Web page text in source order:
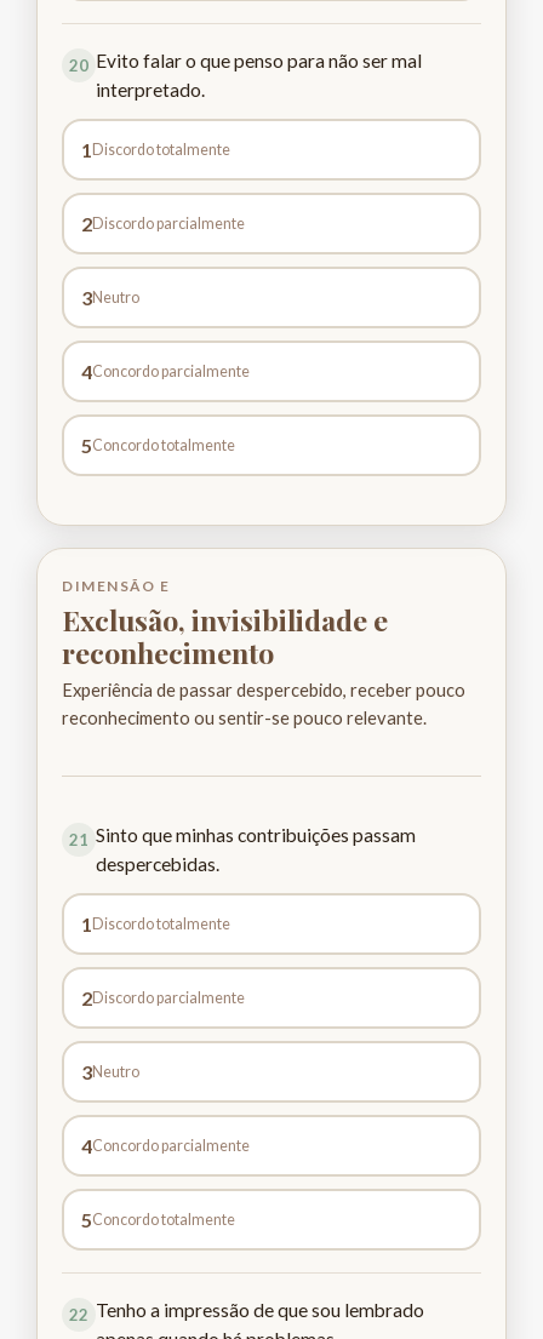
20 Evito falar o que penso para não ser mal
interpretado.
1 Discordo totalmente
2Discordo parcialmente
3Neutro
4Concordo parcialmente
5Concordo totalmente
DIMENSÃO E
Exclusão, invisibilidade e
reconhecimento
Experiência de passar despercebido, receber pouco
reconhecimento ou sentir-se pouco relevante.
21 Sinto que minhas contribuições passam
despercebidas.
1 Discordo totalmente
2Discordo parcialmente
3Neutro
4Concordo parcialmente
5Concordo totalmente
22 Tenho a impressão de que sou lembrado